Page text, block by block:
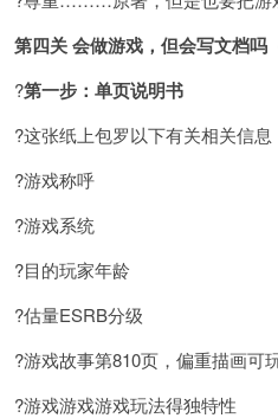
第四关 会做游戏，但会写文档吗
?第一步：单页说明书
?这张纸上包罗以下有关相关信息
?游戏称呼
?游戏系统
?目的玩家年龄
?估量ESRB分级
?游戏故事第810页，偏重描画可
?游戏游戏游戏玩法得独特性